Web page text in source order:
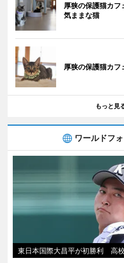
厚狭の保護猫カフ
気ままな猫
厚狭の保護猫カフ
もっと見
ワールドフ
東日本国際大昌平が初勝利 高